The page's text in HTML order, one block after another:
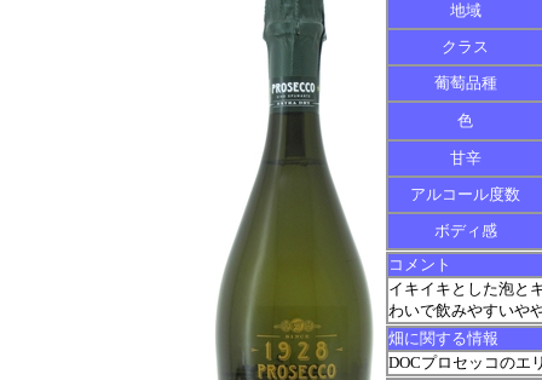
地域
クラス
葡萄品種
色
甘辛
アルコール度数
ボディ感
コメント
イキイキとした泡と
わいで飲みやすいや
畑に関する情報
DOCプロセッコのエ